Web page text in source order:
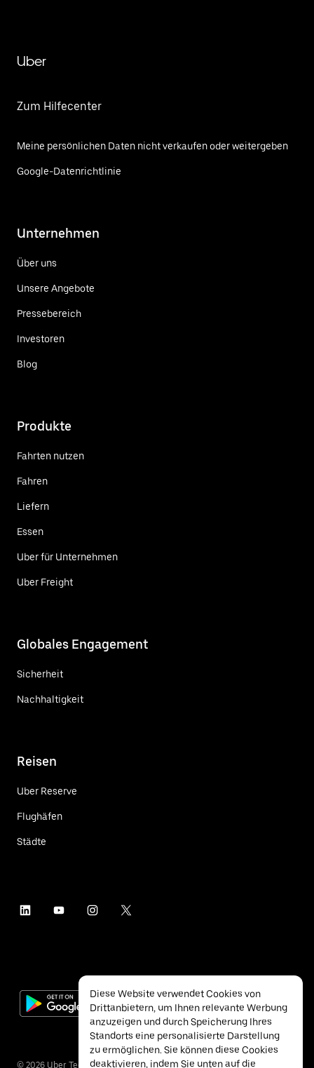
Uber
Zum Hilfecenter
Meine persönlichen Daten nicht verkaufen oder weitergeben
Google-Datenrichtlinie
Unternehmen
Über uns
Unsere Angebote
Pressebereich
Investoren
Blog
Produkte
Fahrten nutzen
Fahren
Liefern
Essen
Uber für Unternehmen
Uber Freight
Globales Engagement
Sicherheit
Nachhaltigkeit
Reisen
Uber Reserve
Flughäfen
Städte
© 2026 Uber Technologies Inc.
Diese Website verwendet Cookies von
Drittanbietern, um Ihnen relevante Werbung
anzuzeigen und durch Speicherung Ihres
Standorts eine personalisierte Darstellung
zu ermöglichen. Sie können diese Cookies
deaktivieren, indem Sie unten auf die